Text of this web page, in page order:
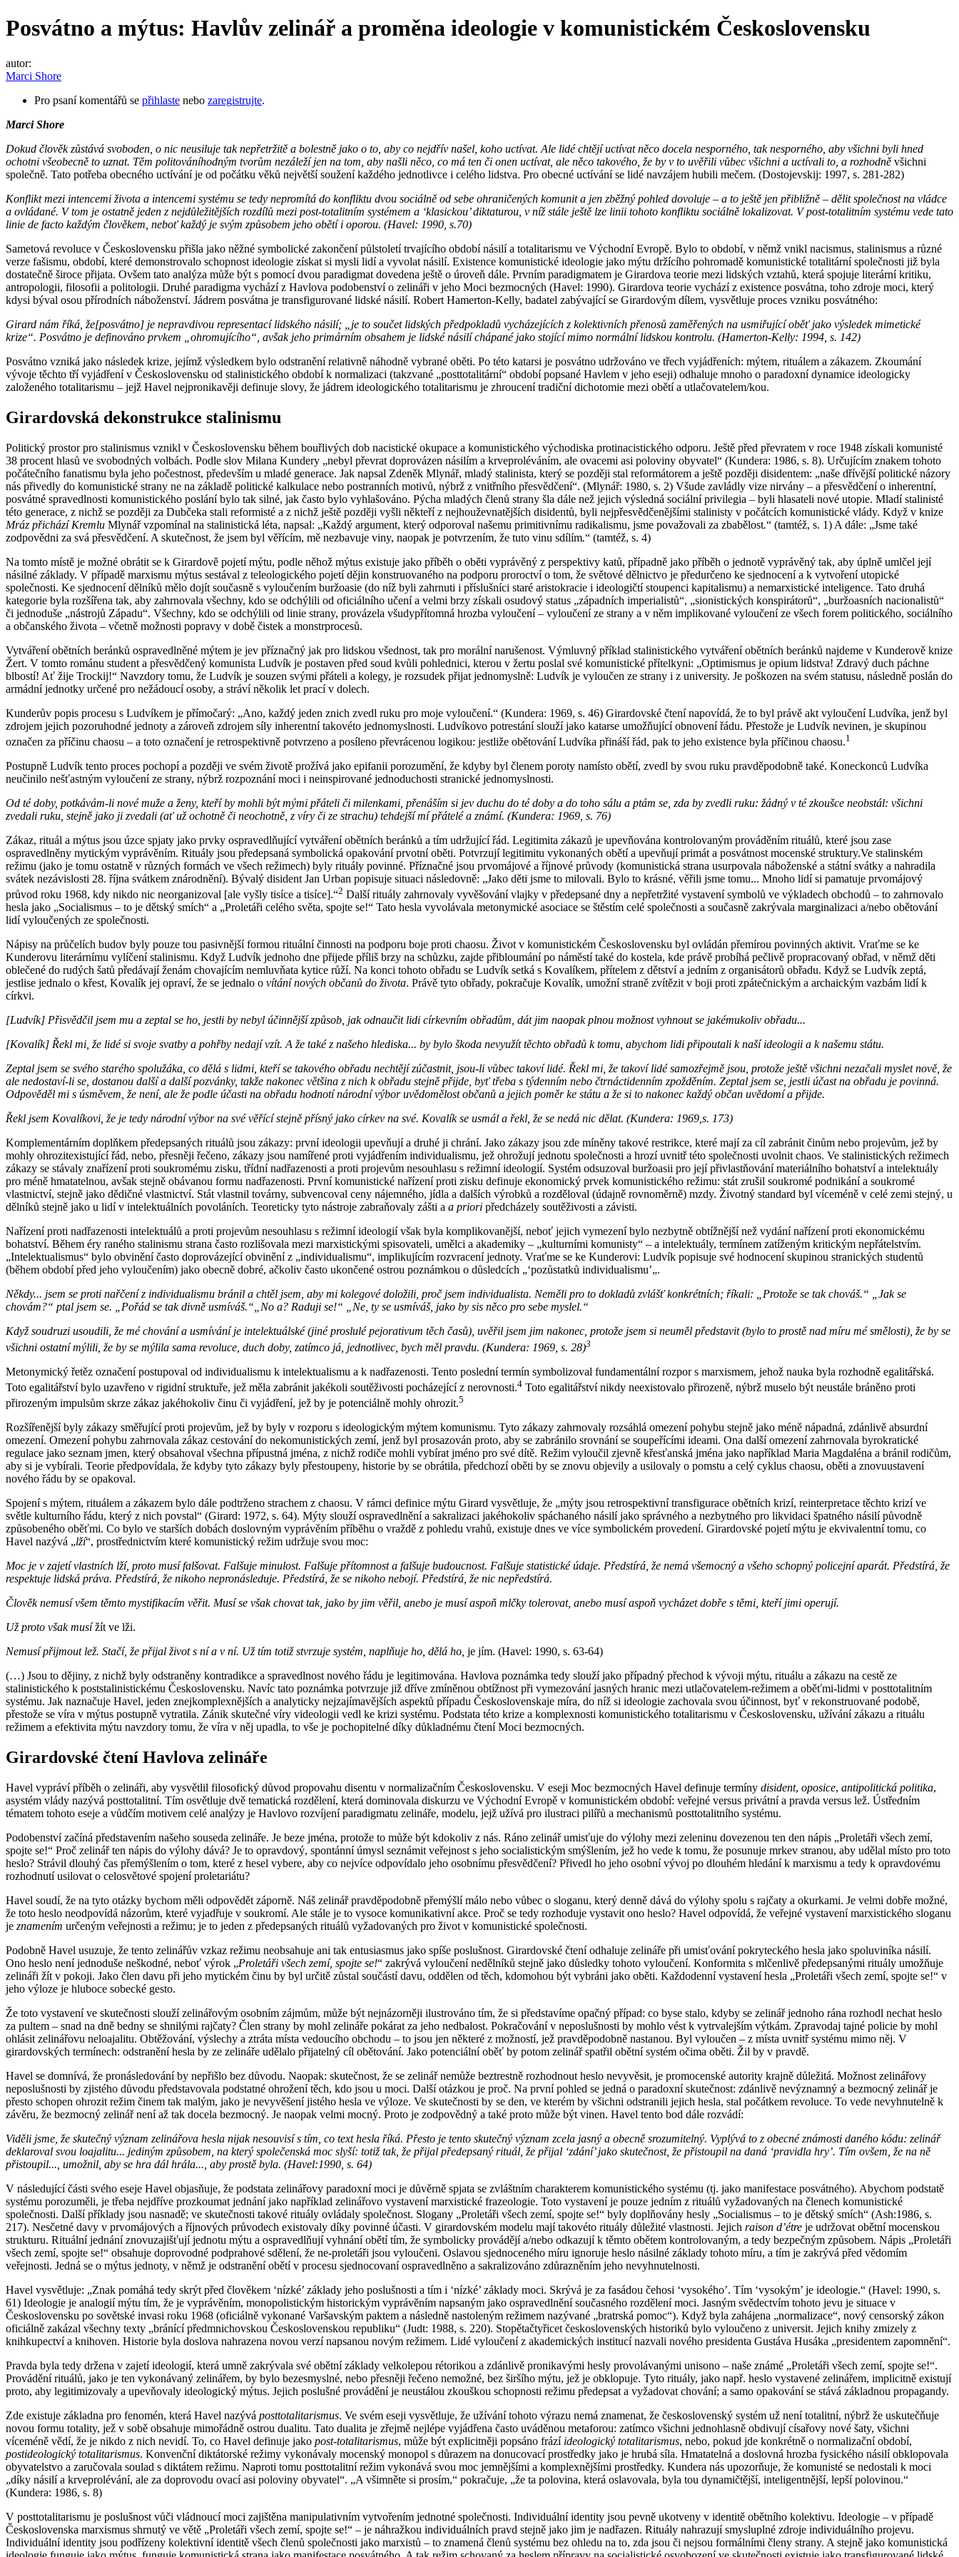
Posvátno a mýtus: Havlův zelinář a proměna ideologie v komunistickém Československu
autor:
Marci Shore
Pro psaní komentářů se přihlaste nebo zaregistrujte.
Marci Shore
Dokud člověk zůstává svoboden, o nic neusiluje tak nepřetržitě a bolestně jako o to, aby co nejdřív našel, koho uctívat. Ale lidé chtějí uctívat něco docela nesporného, tak nesporného, aby všichni byli hned
ochotni všeobecně to uznat. Těm politováníhodným tvorům nezáleží jen na tom, aby našli něco, co má ten či onen uctívat, ale něco takového, že by v to uvěřili vůbec všichni a uctívali to, a rozhodně všichni
společně. Tato potřeba obecného uctívání je od počátku věků největší soužení každého jednotlivce i celého lidstva. Pro obecné uctívání se lidé navzájem hubili mečem. (Dostojevskij: 1997, s. 281-282)
Konflikt mezi intencemi života a intencemi systému se tedy nepromítá do konfliktu dvou sociálně od sebe ohraničených komunit a jen zběžný pohled dovoluje – a to ještě jen přibližně – dělit společnost na vládce
a ovládané. V tom je ostatně jeden z nejdůležitějších rozdílů mezi post-totalitním systémem a ‘klasickou’ diktaturou, v níž stále ještě lze linii tohoto konfliktu sociálně lokalizovat. V post-totalitním systému vede tato
linie de facto každým člověkem, neboť každý je svým způsobem jeho obětí i oporou. (Havel: 1990, s.70)
Sametová revoluce v Československu přišla jako něžné symbolické zakončení půlstoletí trvajícího období násilí a totalitarismu ve Východní Evropě. Bylo to období, v němž vnikl nacismus, stalinismus a různé
verze fašismu, období, které demonstrovalo schopnost ideologie získat si mysli lidí a vyvolat násilí. Existence komunistické ideologie jako mýtu držícího pohromadě komunistické totalitární společnosti již byla
dostatečně široce přijata. Ovšem tato analýza může být s pomocí dvou paradigmat dovedena ještě o úroveň dále. Prvním paradigmatem je Girardova teorie mezi lidských vztahů, která spojuje literární kritiku,
antropologii, filosofii a politologii. Druhé paradigma vychází z Havlova podobenství o zelináři v jeho Moci bezmocných (Havel: 1990). Girardova teorie vychází z existence posvátna, toho zdroje moci, který
kdysi býval osou přírodních náboženství. Jádrem posvátna je transfigurované lidské násilí. Robert Hamerton-Kelly, badatel zabývající se Girardovým dílem, vysvětluje proces vzniku posvátného:
Girard nám říká, že[posvátno] je nepravdivou representací lidského násilí; „je to součet lidských předpokladů vycházejících z kolektivních přenosů zaměřených na usmiřující oběť jako výsledek mimetické
krize“. Posvátno je definováno prvkem „ohromujícího“, avšak jeho primárním obsahem je lidské násilí chápané jako stojící mimo normální lidskou kontrolu. (Hamerton-Kelly: 1994, s. 142)
Posvátno vzniká jako následek krize, jejímž výsledkem bylo odstranění relativně náhodně vybrané oběti. Po této katarsi je posvátno udržováno ve třech vyjádřeních: mýtem, rituálem a zákazem. Zkoumání
vývoje těchto tří vyjádření v Československu od stalinistického období k normalizaci (takzvané „posttotalitární“ období popsané Havlem v jeho eseji) odhaluje mnoho o paradoxní dynamice ideologicky
založeného totalitarismu – jejž Havel nejpronikavěji definuje slovy, že jádrem ideologického totalitarismu je zhroucení tradiční dichotomie mezi obětí a utlačovatelem/kou.
Girardovská dekonstrukce stalinismu
Politický prostor pro stalinismus vznikl v Československu během bouřlivých dob nacistické okupace a komunistického východiska protinacistického odporu. Ještě před převratem v roce 1948 získali komunisté
38 procent hlasů ve svobodných volbách. Podle slov Milana Kundery „nebyl převrat doprovázen násilím a krveproléváním, ale ovacemi asi poloviny obyvatel“ (Kundera: 1986, s. 8). Určujícím znakem tohoto
počátečního fanatismu byla jeho počestnost, především u mladé generace. Jak napsal Zdeněk Mlynář, mladý stalinista, který se později stal reformátorem a ještě později disidentem: „naše dřívější politické názory
nás přivedly do komunistické strany ne na základě politické kalkulace nebo postranních motivů, nýbrž z vnitřního přesvědčení“. (Mlynář: 1980, s. 2) Všude zavládly vize nirvány – a přesvědčení o inherentní,
posvátné spravedlnosti komunistického poslání bylo tak silné, jak často bylo vyhlašováno. Pýcha mladých členů strany šla dále než jejich výsledná sociální privilegia – byli hlasateli nové utopie. Mladí stalinisté
této generace, z nichž se později za Dubčeka stali reformisté a z nichž ještě později vyšli někteří z nejhouževnatějších disidentů, byli nejpřesvědčenějšími stalinisty v počátcích komunistické vlády. Když v knize
Mráz přichází Kremlu Mlynář vzpomínal na stalinistická léta, napsal: „Každý argument, který odporoval našemu primitivnímu radikalismu, jsme považovali za zbabělost.“ (tamtéž, s. 1) A dále: „Jsme také
zodpovědni za svá přesvědčení. A skutečnost, že jsem byl věřícím, mě nezbavuje viny, naopak je potvrzením, že tuto vinu sdílím.“ (tamtéž, s. 4)
Na tomto místě je možné obrátit se k Girardově pojetí mýtu, podle něhož mýtus existuje jako příběh o oběti vyprávěný z perspektivy katů, případně jako příběh o jednotě vyprávěný tak, aby úplně umlčel její
násilné základy. V případě marxismu mýtus sestával z teleologického pojetí dějin konstruovaného na podporu proroctví o tom, že světové dělnictvo je předurčeno ke sjednocení a k vytvoření utopické
společnosti. Ke sjednocení dělníků mělo dojít současně s vyloučením buržoasie (do níž byli zahrnuti i příslušníci staré aristokracie i ideologičtí stoupenci kapitalismu) a nemarxistické inteligence. Tato druhá
kategorie byla rozšířena tak, aby zahrnovala všechny, kdo se odchýlili od oficiálního učení a velmi brzy získali osudový status „západních imperialistů“, „sionistických konspirátorů“, „buržoasních nacionalistů“
či jednoduše „nástrojů Západu“. Všechny, kdo se odchýlili od linie strany, provázela všudypřítomná hrozba vyloučení – vyloučení ze strany a v něm implikované vyloučení ze všech forem politického, sociálního
a občanského života – včetně možnosti popravy v době čistek a monstrprocesů.
Vytváření obětních beránků ospravedlněné mýtem je jev příznačný jak pro lidskou všednost, tak pro morální narušenost. Výmluvný příklad stalinistického vytváření obětních beránků najdeme v Kunderově knize
Žert. V tomto románu student a přesvědčený komunista Ludvík je postaven před soud kvůli pohlednici, kterou v žertu poslal své komunistické přítelkyni: „Optimismus je opium lidstva! Zdravý duch páchne
blbostí! Ať žije Trockij!“ Navzdory tomu, že Ludvík je souzen svými přáteli a kolegy, je rozsudek přijat jednomyslně: Ludvík je vyloučen ze strany i z university. Je poškozen na svém statusu, následně poslán do
armádní jednotky určené pro nežádoucí osoby, a stráví několik let prací v dolech.
Kunderův popis procesu s Ludvíkem je přímočarý: „Ano, každý jeden znich zvedl ruku pro moje vyloučení.“ (Kundera: 1969, s. 46) Girardovské čtení napovídá, že to byl právě akt vyloučení Ludvíka, jenž byl
zdrojem jejich pozoruhodné jednoty a zároveň zdrojem síly inherentní takovéto jednomyslnosti. Ludvíkovo potrestání slouží jako katarse umožňující obnovení řádu. Přestože je Ludvík nevinen, je skupinou
označen za příčinu chaosu – a toto označení je retrospektivně potvrzeno a posíleno převrácenou logikou: jestliže obětování Ludvíka přináší řád, pak to jeho existence byla příčinou chaosu.1
Postupně Ludvík tento proces pochopí a později ve svém životě prožívá jako epifanii porozumění, že kdyby byl členem poroty namísto obětí, zvedl by svou ruku pravděpodobně také. Koneckonců Ludvíka
neučinilo nešťastným vyloučení ze strany, nýbrž rozpoznání moci i neinspirované jednoduchosti stranické jednomyslnosti.
Od té doby, potkávám-li nové muže a ženy, kteří by mohli být mými přáteli či milenkami, přenáším si jev duchu do té doby a do toho sálu a ptám se, zda by zvedli ruku: žádný v té zkoušce neobstál: všichni
zvedali ruku, stejně jako ji zvedali (ať už ochotně či neochotně, z víry či ze strachu) tehdejší mí přátelé a známí. (Kundera: 1969, s. 76)
Zákaz, rituál a mýtus jsou úzce spjaty jako prvky ospravedlňující vytváření obětních beránků a tím udržující řád. Legitimita zákazů je upevňována kontrolovaným prováděním rituálů, které jsou zase
ospravedlněny mytickým vyprávěním. Rituály jsou předepsaná symbolická opakování prvotní oběti. Potvrzují legitimitu vykonaných obětí a upevňují primát a posvátnost mocenské struktury.Ve stalinském
režimu (jako je tomu ostatně v různých formách ve všech režimech) byly rituály povinné. Příznačné jsou prvomájové a říjnové průvody (komunistická strana usurpovala náboženské a státní svátky a nahradila
svátek nezávislosti 28. října svátkem znárodnění). Bývalý disident Jan Urban popisuje situaci následovně: „Jako děti jsme to milovali. Bylo to krásné, věřili jsme tomu... Mnoho lidí si pamatuje prvomájový
průvod roku 1968, kdy nikdo nic neorganizoval [ale vyšly tisíce a tisíce].“2 Další rituály zahrnovaly vyvěšování vlajky v předepsané dny a nepřetržité vystavení symbolů ve výkladech obchodů – to zahrnovalo
hesla jako „Socialismus – to je dětský smích“ a „Proletáři celého světa, spojte se!“ Tato hesla vyvolávala metonymické asociace se štěstím celé společnosti a současně zakrývala marginalizaci a/nebo obětování
lidí vyloučených ze společnosti.
Nápisy na průčelích budov byly pouze tou pasivnější formou rituální činnosti na podporu boje proti chaosu. Život v komunistickém Československu byl ovládán přemírou povinných aktivit. Vraťme se ke
Kunderovu literárnímu vylíčení stalinismu. Když Ludvík jednoho dne přijede příliš brzy na schůzku, zajde přibloumání po náměstí také do kostela, kde právě probíhá pečlivě propracovaný obřad, v němž děti
oblečené do rudých šatů předávají ženám chovajícím nemluvňata kytice růží. Na konci tohoto obřadu se Ludvík setká s Kovalíkem, přítelem z dětství a jedním z organisátorů obřadu. Když se Ludvík zeptá,
jestlise jednalo o křest, Kovalík jej opraví, že se jednalo o vítání nových občanů do života. Právě tyto obřady, pokračuje Kovalík, umožní straně zvítězit v boji proti zpátečnickým a archaickým vazbám lidí k
církvi.
[Ludvík] Přisvědčil jsem mu a zeptal se ho, jestli by nebyl účinnější způsob, jak odnaučit lidi církevním obřadům, dát jim naopak plnou možnost vyhnout se jakémukoliv obřadu...
[Kovalík] Řekl mi, že lidé si svoje svatby a pohřby nedají vzít. A že také z našeho hlediska... by bylo škoda nevyužít těchto obřadů k tomu, abychom lidi připoutali k naší ideologii a k našemu státu.
Zeptal jsem se svého starého spolužáka, co dělá s lidmi, kteří se takového obřadu nechtějí zúčastnit, jsou-li vůbec takoví lidé. Řekl mi, že takoví lidé samozřejmě jsou, protože ještě všichni nezačali myslet nově, že
ale nedostaví-li se, dostanou další a další pozvánky, takže nakonec většina z nich k obřadu stejně přijde, byť třeba s týdenním nebo čtrnáctidenním zpožděním. Zeptal jsem se, jestli účast na obřadu je povinná.
Odpověděl mi s úsměvem, že není, ale že podle účasti na obřadu hodnotí národní výbor uvědomělost občanů a jejich poměr ke státu a že si to nakonec každý občan uvědomí a přijde.
Řekl jsem Kovalíkovi, že je tedy národní výbor na své věřící stejně přísný jako církev na své. Kovalík se usmál a řekl, že se nedá nic dělat. (Kundera: 1969,s. 173)
Komplementárním doplňkem předepsaných rituálů jsou zákazy: první ideologii upevňují a druhé ji chrání. Jako zákazy jsou zde míněny takové restrikce, které mají za cíl zabránit činům nebo projevům, jež by
mohly ohrozitexistující řád, nebo, přesněji řečeno, zákazy jsou namířené proti vyjádřením individualismu, jež ohrožují jednotu společnosti a hrozí uvnitř této společnosti uvolnit chaos. Ve stalinistických režimech
zákazy se stávaly znařízení proti soukromému zisku, třídní nadřazenosti a proti projevům nesouhlasu s režimní ideologií. Systém odsuzoval buržoasii pro její přivlastňování materiálního bohatství a intelektuály
pro méně hmatatelnou, avšak stejně obávanou formu nadřazenosti. První komunistické nařízení proti zisku definuje ekonomický prvek komunistického režimu: stát zrušil soukromé podnikání a soukromé
vlastnictví, stejně jako dědičné vlastnictví. Stát vlastnil továrny, subvencoval ceny nájemného, jídla a dalších výrobků a rozděloval (údajně rovnoměrně) mzdy. Životný standard byl víceméně v celé zemi stejný, u
dělníků stejně jako u lidí v intelektuálních povoláních. Teoreticky tyto nástroje zabraňovaly zášti a a priori předcházely soutěživosti a závisti.
Nařízení proti nadřazenosti intelektuálů a proti projevům nesouhlasu s režimní ideologií však byla komplikovanější, neboť jejich vymezení bylo nezbytně obtížnější než vydání nařízení proti ekonomickému
bohatství. Během éry raného stalinismu strana často rozlišovala mezi marxistickými spisovateli, umělci a akademiky – „kulturními komunisty“ – a intelektuály, termínem zatíženým kritickým nepřátelstvím.
„Intelektualismus“ bylo obvinění často doprovázející obvinění z „individualismu“, implikujícím rozvracení jednoty. Vraťme se ke Kunderovi: Ludvík popisuje své hodnocení skupinou stranických studentů
(během období před jeho vyloučením) jako obecně dobré, ačkoliv často ukončené ostrou poznámkou o důsledcích „‘pozůstatků individualismu’„.
Někdy... jsem se proti nařčení z individualismu bránil a chtěl jsem, aby mi kolegové doložili, proč jsem individualista. Neměli pro to dokladů zvlášť konkrétních; říkali: „Protože se tak chováš.“ „Jak se
chovám?“ ptal jsem se. „Pořád se tak divně usmíváš.“„No a? Raduji se!“ „Ne, ty se usmíváš, jako by sis něco pro sebe myslel.“
Když soudruzi usoudili, že mé chování a usmívání je intelektuálské (jiné proslulé pejorativum těch časů), uvěřil jsem jim nakonec, protože jsem si neuměl představit (bylo to prostě nad míru mé smělosti), že by se
všichni ostatní mýlili, že by se mýlila sama revoluce, duch doby, zatímco já, jednotlivec, bych měl pravdu. (Kundera: 1969, s. 28)3
Metonymický řetěz označení postupoval od individualismu k intelektualismu a k nadřazenosti. Tento poslední termín symbolizoval fundamentální rozpor s marxismem, jehož nauka byla rozhodně egalitářská.
Toto egalitářství bylo uzavřeno v rigidní struktuře, jež měla zabránit jakékoli soutěživosti pocházející z nerovnosti.4 Toto egalitářství nikdy neexistovalo přirozeně, nýbrž muselo být neustále bráněno proti
přirozeným impulsům skrze zákaz jakéhokoliv činu či vyjádření, jež by je potenciálně mohly ohrozit.5
Rozšířenější byly zákazy směřující proti projevům, jež by byly v rozporu s ideologickým mýtem komunismu. Tyto zákazy zahrnovaly rozsáhlá omezení pohybu stejně jako méně nápadná, zdánlivě absurdní
omezení. Omezení pohybu zahrnovala zákaz cestování do nekomunistických zemí, jenž byl prosazován proto, aby se zabránilo srovnání se soupeřícími ideami. Ona další omezení zahrnovala byrokratické
regulace jako seznam jmen, který obsahoval všechna přípustná jména, z nichž rodiče mohli vybírat jméno pro své dítě. Režim vyloučil zjevně křesťanská jména jako například Maria Magdaléna a bránil rodičům,
aby si je vybírali. Teorie předpovídala, že kdyby tyto zákazy byly přestoupeny, historie by se obrátila, předchozí oběti by se znovu objevily a usilovaly o pomstu a celý cyklus chaosu, oběti a znovuustavení
nového řádu by se opakoval.
Spojení s mýtem, rituálem a zákazem bylo dále podtrženo strachem z chaosu. V rámci definice mýtu Girard vysvětluje, že „mýty jsou retrospektivní transfigurace obětních krizí, reinterpretace těchto krizí ve
světle kulturního řádu, který z nich povstal“ (Girard: 1972, s. 64). Mýty slouží ospravedlnění a sakralizaci jakéhokoliv spáchaného násilí jako správného a nezbytného pro likvidaci špatného násilí původně
způsobeného oběťmi. Co bylo ve starších dobách doslovným vyprávěním příběhu o vraždě z pohledu vrahů, existuje dnes ve více symbolickém provedení. Girardovské pojetí mýtu je ekvivalentní tomu, co
Havel nazývá „lží“, prostřednictvím které komunistický režim udržuje svou moc:
Moc je v zajetí vlastních lží, proto musí falšovat. Falšuje minulost. Falšuje přítomnost a falšuje budoucnost. Falšuje statistické údaje. Předstírá, že nemá všemocný a všeho schopný policejní aparát. Předstírá, že
respektuje lidská práva. Předstírá, že nikoho nepronásleduje. Předstírá, že se nikoho nebojí. Předstírá, že nic nepředstírá.
Člověk nemusí všem těmto mystifikacím věřit. Musí se však chovat tak, jako by jim věřil, anebo je musí aspoň mlčky tolerovat, anebo musí aspoň vycházet dobře s těmi, kteří jimi operují.
Už proto však musížít ve lži.
Nemusí přijmout lež. Stačí, že přijal život s ní a v ní. Už tím totiž stvrzuje systém, naplňuje ho, dělá ho, je jím. (Havel: 1990, s. 63-64)
(…) Jsou to dějiny, z nichž byly odstraněny kontradikce a spravedlnost nového řádu je legitimována. Havlova poznámka tedy slouží jako případný přechod k vývoji mýtu, rituálu a zákazu na cestě ze
stalinistického k poststalinistickému Československu. Navíc tato poznámka potvrzuje již dříve zmíněnou obtížnost při vymezování jasných hranic mezi utlačovatelem-režimem a oběťmi-lidmi v posttotalitním
systému. Jak naznačuje Havel, jeden znejkomplexnějších a analyticky nejzajímavějších aspektů případu Československaje míra, do níž si ideologie zachovala svou účinnost, byť v rekonstruované podobě,
přestože se víra v mýtus postupně vytratila. Zánik skutečné víry videologii vedl ke krizi systému. Podstata této krize a komplexnosti komunistického totalitarismu v Československu, užívání zákazu a rituálu
režimem a efektivita mýtu navzdory tomu, že víra v něj upadla, to vše je pochopitelné díky důkladnému čtení Moci bezmocných.
Girardovské čtení Havlova zelináře
Havel vypráví příběh o zelináři, aby vysvětlil filosofický důvod propovahu disentu v normalizačním Československu. V eseji Moc bezmocných Havel definuje termíny disident, oposice, antipolitická politika,
asystém vlády nazývá posttotalitní. Tím osvětluje dvě tematická rozdělení, která dominovala diskurzu ve Východní Evropě v komunistickém období: veřejné versus privátní a pravda versus lež. Ústředním
tématem tohoto eseje a vůdčím motivem celé analýzy je Havlovo rozvíjení paradigmatu zelináře, modelu, jejž užívá pro ilustraci pilířů a mechanismů posttotalitního systému.
Podobenství začíná představením našeho souseda zelináře. Je beze jména, protože to může být kdokoliv z nás. Ráno zelinář umisťuje do výlohy mezi zeleninu dovezenou ten den nápis „Proletáři všech zemí,
spojte se!“ Proč zelinář ten nápis do výlohy dává? Je to opravdový, spontánní úmysl seznámit veřejnost s jeho socialistickým smýšlením, jež ho vede k tomu, že posunuje mrkev stranou, aby udělal místo pro toto
heslo? Strávil dlouhý čas přemýšlením o tom, které z hesel vybere, aby co nejvíce odpovídalo jeho osobnímu přesvědčení? Přivedl ho jeho osobní vývoj po dlouhém hledání k marxismu a tedy k opravdovému
rozhodnutí usilovat o celosvětové spojení proletariátu?
Havel soudí, že na tyto otázky bychom měli odpovědět záporně. Náš zelinář pravděpodobně přemýšlí málo nebo vůbec o sloganu, který denně dává do výlohy spolu s rajčaty a okurkami. Je velmi dobře možné,
že toto heslo neodpovídá názorům, které vyjadřuje v soukromí. Ale stále je to vysoce komunikativní akce. Proč se tedy rozhoduje vystavit ono heslo? Havel odpovídá, že veřejné vystavení marxistického sloganu
je znamením určeným veřejnosti a režimu; je to jeden z předepsaných rituálů vyžadovaných pro život v komunistické společnosti.
Podobně Havel usuzuje, že tento zelinářův vzkaz režimu neobsahuje ani tak entusiasmus jako spíše poslušnost. Girardovské čtení odhaluje zelináře při umisťování pokryteckého hesla jako spoluviníka násilí.
Ono heslo není jednoduše neškodné, neboť výrok „Proletáři všech zemí, spojte se!“ zakrývá vyloučení nedělníků stejně jako důsledky tohoto vyloučení. Konformita s mlčenlivě předepsanými rituály umožňuje
zelináři žít v pokoji. Jako člen davu při jeho mytickém činu by byl určitě zůstal součástí davu, oddělen od těch, kdomohou být vybráni jako oběti. Každodenní vystavení hesla „Proletáři všech zemí, spojte se!“ v
jeho výloze je hluboce sobecké gesto.
Že toto vystavení ve skutečnosti slouží zelinářovým osobním zájmům, může být nejnázorněji ilustrováno tím, že si představíme opačný případ: co byse stalo, kdyby se zelinář jednoho rána rozhodl nechat heslo
za pultem – snad na dně bedny se shnilými rajčaty? Člen strany by mohl zelináře pokárat za jeho nedbalost. Pokračování v neposlušnosti by mohlo vést k vytrvalejším výtkám. Zpravodaj tajné policie by mohl
ohlásit zelinářovu neloajalitu. Obtěžování, výslechy a ztráta místa vedoucího obchodu – to jsou jen některé z možností, jež pravděpodobně nastanou. Byl vyloučen – z místa uvnitř systému mimo něj. V
girardovských termínech: odstranění hesla by ze zelináře udělalo přijatelný cíl obětování. Jako potenciální oběť by potom zelinář spatřil obětní systém očima oběti. Žil by v pravdě.
Havel se domnívá, že pronásledování by nepřišlo bez důvodu. Naopak: skutečnost, že se zelinář nemůže beztrestně rozhodnout heslo nevyvěsit, je promocenské autority krajně důležitá. Možnost zelinářovy
neposlušnosti by zjistého důvodu představovala podstatné ohrožení těch, kdo jsou u moci. Další otázkou je proč. Na první pohled se jedná o paradoxní skutečnost: zdánlivě nevýznamný a bezmocný zelinář je
přesto schopen ohrozit režim činem tak malým, jako je nevyvěšení jistého hesla ve výloze. Ve skutečnosti by se den, ve kterém by všichni odstranili jejich hesla, stal počátkem revoluce. To vede nevyhnutelně k
závěru, že bezmocný zelinář není až tak docela bezmocný. Je naopak velmi mocný. Proto je zodpovědný a také proto může být vinen. Havel tento bod dále rozvádí:
Viděli jsme, že skutečný význam zelinářova hesla nijak nesouvisí s tím, co text hesla říká. Přesto je tento skutečný význam zcela jasný a obecně srozumitelný. Vyplývá to z obecné známosti daného kódu: zelinář
deklaroval svou loajalitu... jediným způsobem, na který společenská moc slyší: totiž tak, že přijal předepsaný rituál, že přijal ‘zdání’ jako skutečnost, že přistoupil na daná ‘pravidla hry’. Tím ovšem, že na ně
přistoupil..., umožnil, aby se hra dál hrála..., aby prostě byla. (Havel:1990, s. 64)
V následující části svého eseje Havel objasňuje, že podstata zelinářovy paradoxní moci je důvěrně spjata se zvláštním charakterem komunistického systému (tj. jako manifestace posvátného). Abychom podstatě
systému porozuměli, je třeba nejdříve prozkoumat jednání jako například zelinářovo vystavení marxistické frazeologie. Toto vystavení je pouze jedním z rituálů vyžadovaných na členech komunistické
společnosti. Další příklady jsou nasnadě; ve skutečnosti takové rituály ovládaly společnost. Slogany „Proletáři všech zemí, spojte se!“ byly doplňovány hesly „Socialismus – to je dětský smích“ (Ash:1986, s.
217). Nesčetné davy v prvomájových a říjnových průvodech existovaly díky povinné účasti. V girardovském modelu mají takovéto rituály důležité vlastnosti. Jejich raison d’étre je udržovat obětní mocenskou
strukturu. Rituální jednání znovuzajišťují jednotu mýtu a ospravedlňují vyhnání obětí tím, že symbolicky provádějí a/nebo odkazují k těmto obětem kontrolovaným, a tedy bezpečným způsobem. Nápis „Proletáři
všech zemí, spojte se!“ obsahuje doprovodné podprahové sdělení, že ne-proletáři jsou vyloučeni. Oslavou sjednoceného míru ignoruje heslo násilné základy tohoto míru, a tím je zakrývá před vědomím
veřejnosti. Jedná se o mýtus jednoty, v němž je odstranění obětí v procesu sjednocovaní ospravedlněno a sakralizováno zdůrazněním jeho nevyhnutelnosti.
Havel vysvětluje: „Znak pomáhá tedy skrýt před člověkem ‘nízké’ základy jeho poslušnosti a tím i ‘nízké’ základy moci. Skrývá je za fasádou čehosi ‘vysokého’. Tím ‘vysokým’ je ideologie.“ (Havel: 1990, s.
61) Ideologie je analogií mýtu tím, že je vyprávěním, monopolistickým historickým vyprávěním napsaným jako ospravedlnění současného rozdělení moci. Jasným svědectvím tohoto jevu je situace v
Československu po sovětské invasi roku 1968 (oficiálně vykonané Varšavským paktem a následně nastoleným režimem nazývané „bratrská pomoc“). Když byla zahájena „normalizace“, nový censorský zákon
oficiálně zakázal všechny texty „bránící předmnichovskou Československou republiku“ (Judt: 1988, s. 220). Stopětačtyřicet československých historiků bylo vyloučeno z universit. Jejich knihy zmizely z
knihkupectví a knihoven. Historie byla doslova nahrazena novou verzí napsanou novým režimem. Lidé vyloučení z akademických institucí nazvali nového presidenta Gustáva Husáka „presidentem zapomnění“.
Pravda byla tedy držena v zajetí ideologií, která umně zakrývala své obětní základy velkolepou rétorikou a zdánlivě pronikavými hesly provolávanými unisono – naše známé „Proletáři všech zemí, spojte se!“.
Provádění rituálů, jako je ten vykonávaný zelinářem, by bylo bezesmyslné, nebo přesněji řečeno nemožné, bez širšího mýtu, jež je obklopuje. Tyto rituály, jako např. heslo vystavené zelinářem, implicitně existují
proto, aby legitimizovaly a upevňovaly ideologický mýtus. Jejich poslušné provádění je neustálou zkouškou schopnosti režimu předepsat a vyžadovat chování; a samo opakování se stává základnou propagandy.
Zde existuje základna pro fenomén, která Havel nazývá posttotalitarismus. Ve svém eseji vysvětluje, že užívání tohoto výrazu nemá znamenat, že československý systém už není totalitní, nýbrž že uskutečňuje
novou formu totality, jež v sobě obsahuje mimořádně ostrou dualitu. Tato dualita je zřejmě nejlépe vyjádřena často uváděnou metaforou: zatímco všichni jednohlasně obdivují císařovy nové šaty, všichni
víceméně vědí, že je nikdo z nich nevidí. To, co Havel definuje jako post-totalitarismus, může být explicitněji popsáno frází ideologický totalitarismus, nebo, pokud jde konkrétně o normalizační období,
postideologický totalitarismus. Konvenční diktátorské režimy vykonávaly mocenský monopol s důrazem na donucovací prostředky jako je hrubá síla. Hmatatelná a doslovná hrozba fysického násilí obklopovala
obyvatelstvo a zaručovala soulad s diktátem režimu. Naproti tomu posttotalitní režim vykonává svou moc jemnějšími a komplexnějšími prostředky. Kundera nás upozorňuje, že komunisté se nedostali k moci
„díky násilí a krveprolévání, ale za doprovodu ovací asi poloviny obyvatel“. „A všimněte si prosím,“ pokračuje, „že ta polovina, která oslavovala, byla tou dynamičtější, inteligentnější, lepší polovinou.“
(Kundera: 1986, s. 8)
V posttotalitarismu je poslušnost vůči vládnoucí moci zajištěna manipulativním vytvořením jednotné společnosti. Individuální identity jsou pevně ukotveny v identitě obětního kolektivu. Ideologie – v případě
Československa marxismus shrnutý ve větě „Proletáři všech zemí, spojte se!“ – je náhražkou individuálních pravd stejně jako jim je nadřazen. Rituály nahrazují smysluplné zdroje individuálního projevu.
Individuální identity jsou podřízeny kolektivní identitě všech členů společnosti jako marxistů – to znamená členů systému bez ohledu na to, zda jsou či nejsou formálními členy strany. A stejně jako komunistická